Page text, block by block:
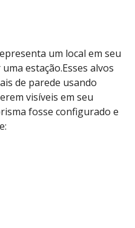
um local em seu
estação.Esses alvos
de parede usando
visíveis em seu
fosse configurado e